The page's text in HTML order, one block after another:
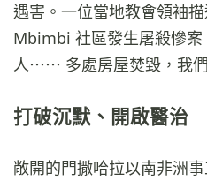
遇害。一位當地教會領袖
Mbimbi 社區發生屠殺慘
人⋯⋯ 多處房屋焚毀，我
打破沉默、開啟醫治
敞開的門撒哈拉以南非洲